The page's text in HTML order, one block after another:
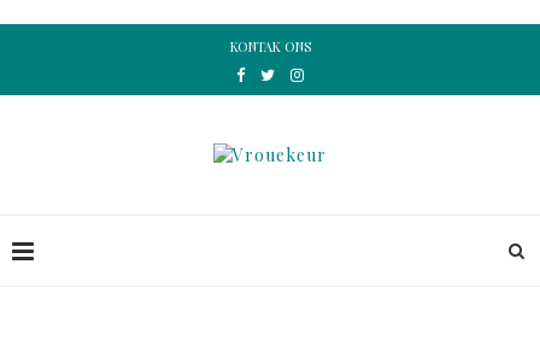
KONTAK ONS